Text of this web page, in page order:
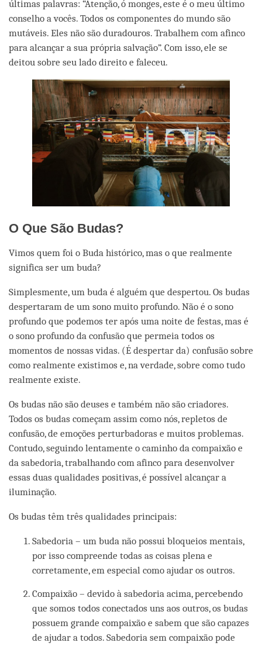
últimas palavras: “Atenção, ó monges, este é o meu último
conselho a vocês. Todos os componentes do mundo são
mutáveis. Eles não são duradouros. Trabalhem com afinco
para alcançar a sua própria salvação”. Com isso, ele se
deitou sobre seu lado direito e faleceu.
O Que São Budas?
Vimos quem foi o Buda histórico, mas o que realmente
significa ser um buda?
Simplesmente, um buda é alguém que despertou. Os budas
despertaram de um sono muito profundo. Não é o sono
profundo que podemos ter após uma noite de festas, mas é
o sono profundo da confusão que permeia todos os
momentos de nossas vidas. (É despertar da) confusão sobre
como realmente existimos e, na verdade, sobre como tudo
realmente existe.
Os budas não são deuses e também não são criadores.
Todos os budas começam assim como nós, repletos de
confusão, de emoções perturbadoras e muitos problemas.
Contudo, seguindo lentamente o caminho da compaixão e
da sabedoria, trabalhando com afinco para desenvolver
essas duas qualidades positivas, é possível alcançar a
iluminação.
Os budas têm três qualidades principais:
Sabedoria – um buda não possui bloqueios mentais,
por isso compreende todas as coisas plena e
corretamente, em especial como ajudar os outros.
Compaixão – devido à sabedoria acima, percebendo
que somos todos conectados uns aos outros, os budas
possuem grande compaixão e sabem que são capazes
de ajudar a todos. Sabedoria sem compaixão pode